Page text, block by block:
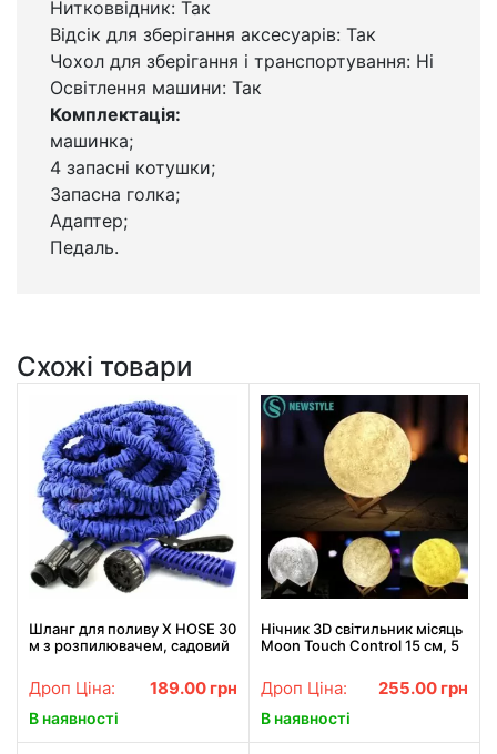
Нитковвідник: Так
Відсік для зберігання аксесуарів: Так
Чохол для зберігання і транспортування: Ні
Освітлення машини: Так
Комплектація:
машинка;
4 запасні котушки;
Запасна голка;
Адаптер;
Педаль.
Схожі товари
Шланг для поливу X HOSE 30
м з розпилювачем, садовий
саду СИНІЙ
Дроп Ціна: 189.00 грн
В наявності
Нічник 3D світильник місяць
Moon Touch Control 15 см, 5
Дроп Ціна: 255.00 грн
В наявності